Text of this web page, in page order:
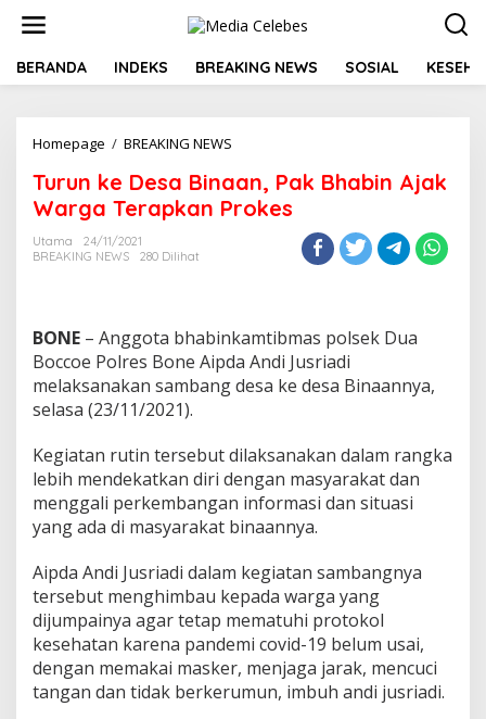
t
BERANDA INDEKS BREAKING NEWS SOSIAL
Homepage / BREAKING NEWS
r
u
n
a
B
n
n
,
P
a
k
h
a
b
i
n
A
j
Turun ke Desa Binaan, Pak Bhabin Ajak
Warga Terapkan Prokes
Utama
24/11/2021
BREAKING NEWS
280 Dilihat
BONE – Anggota bhabinkamtibmas polsek Dua
Boccoe Polres Bone Aipda Andi Jusriadi
melaksanakan sambang desa ke desa Binaannya,
selasa (23/11/2021).
Kegiatan rutin tersebut dilaksanakan dalam rangka
lebih mendekatkan diri dengan masyarakat dan
menggali perkembangan informasi dan situasi
yang ada di masyarakat binaannya.
Aipda Andi Jusriadi dalam kegiatan sambangnya
tersebut menghimbau kepada warga yang
dijumpainya agar tetap mematuhi protokol
kesehatan karena pandemi covid-19 belum usai,
dengan memakai masker, menjaga jarak, mencuci
tangan dan tidak berkerumun, imbuh andi jusriadi.